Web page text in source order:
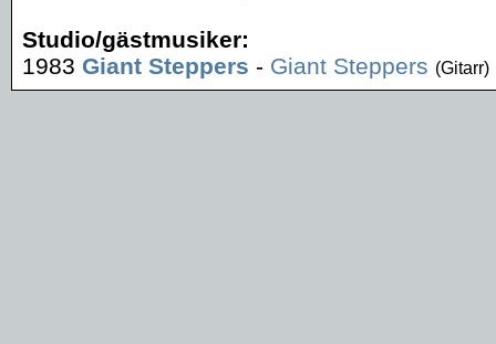
Studio/gästmusiker:
1983 Giant Steppers - Giant Steppers (Gitarr)